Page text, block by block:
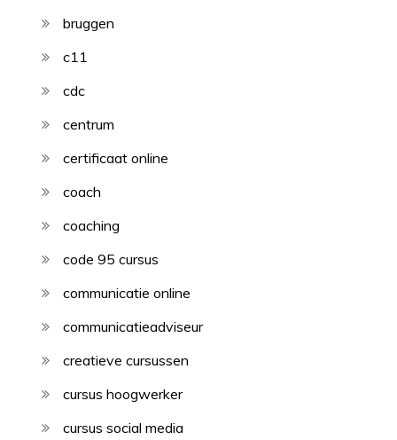
bruggen
c11
cdc
centrum
certificaat online
coach
coaching
code 95 cursus
communicatie online
communicatieadviseur
creatieve cursussen
cursus hoogwerker
cursus social media